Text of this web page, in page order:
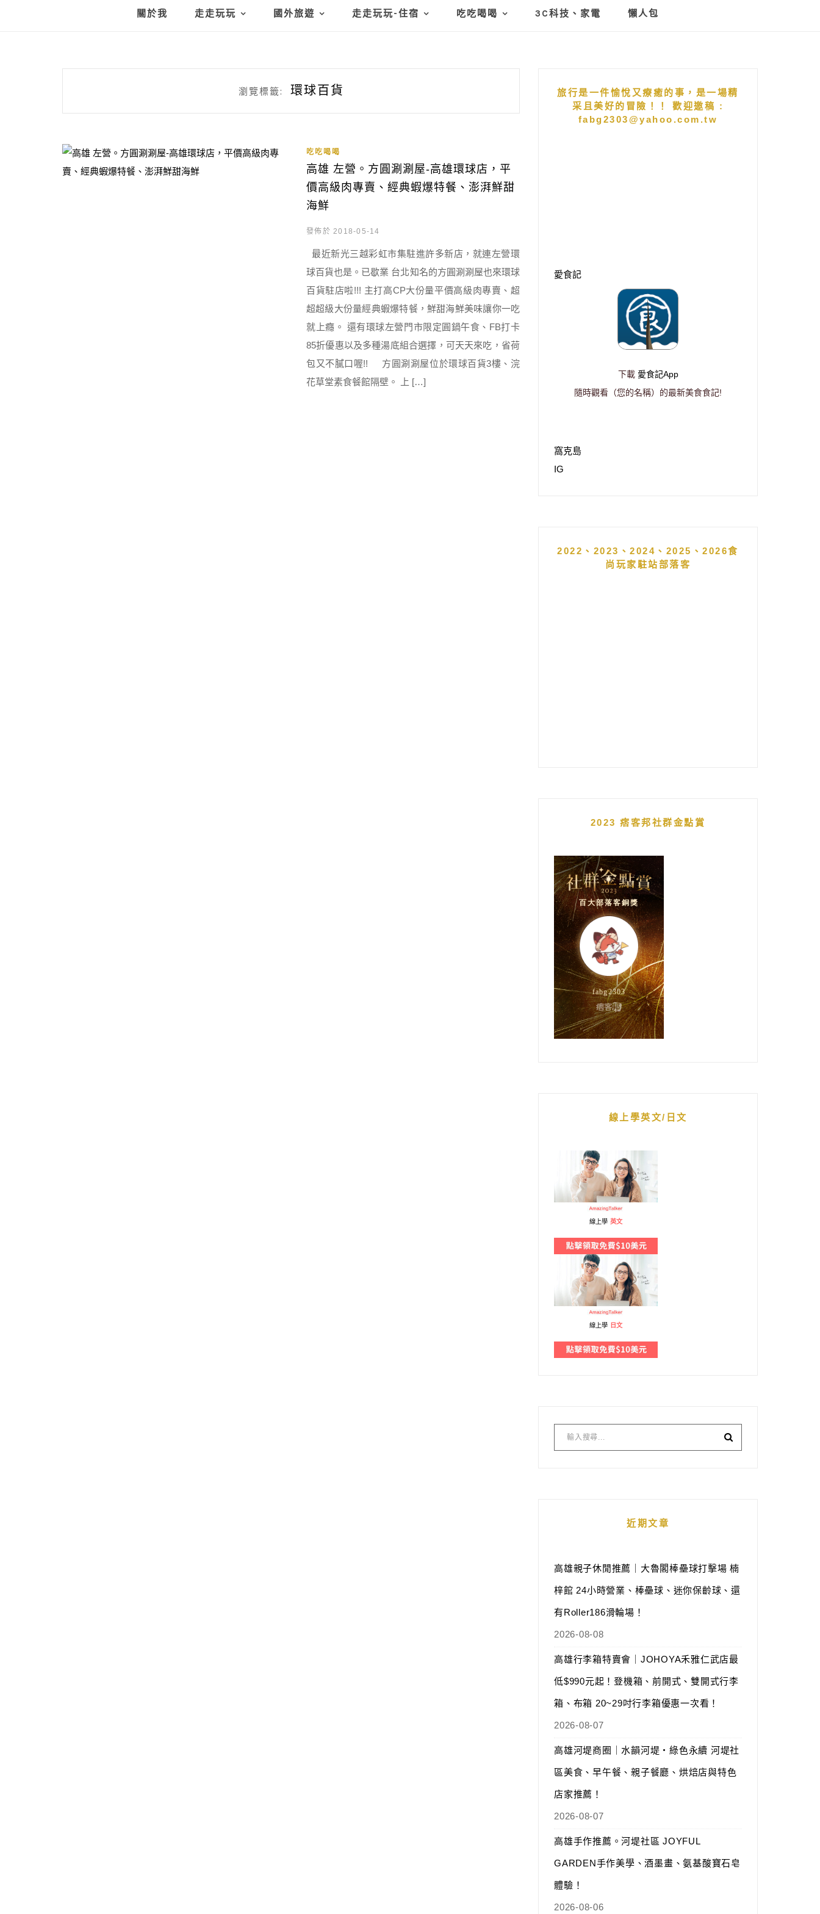
關於我 走走玩玩 國外旅遊 走走玩玩-住宿 吃吃喝喝 3C科技、家電 懶人包
瀏覽標籤: 環球百貨
吃吃喝喝
高雄 左營。方圓涮涮屋-高雄環球店，平
價高級肉專賣、經典蝦爆特餐、澎湃鮮甜
海鮮
發佈於 2018-05-14
最近新光三越彩虹市集駐進許多新店，就連左營環
球百貨也是。已歇業 台北知名的方圓涮涮屋也來環球
百貨駐店啦!!! 主打高CP大份量平價高級肉專賣、超
超超級大份量經典蝦爆特餐，鮮甜海鮮美味讓你一吃
就上癮。 還有環球左營門市限定圓鍋午食、FB打卡
85折優惠以及多種湯底組合選擇，可天天來吃，省荷
包又不膩口喔!! 方圓涮涮屋位於環球百貨3樓、浣
花草堂素食餐館隔壁。 上 […]
旅行是一件愉悅又療癒的事，是一場精
采且美好的冒險！！ 歡迎邀稿 :
fabg2303@yahoo.com.tw
愛食記
下載 愛食記App
隨時觀看（您的名稱）的最新美食食記!
窩克島
IG
2022、2023、2024、2025、2026食
尚玩家駐站部落客
2023 痞客邦社群金點賞
線上學英文/日文
線上學 英文
線上學 日文
近期文章
高雄親子休閒推薦｜大魯閣棒壘球打擊場 楠
梓館 24小時營業、棒壘球、迷你保齡球、還
有Roller186滑輪場！
2026-08-08
高雄行李箱特賣會｜JOHOYA禾雅仁武店最
低$990元起！登機箱、前開式、雙開式行李
箱、布箱 20~29吋行李箱優惠一次看！
2026-08-07
高雄河堤商圈｜水韻河堤‧綠色永續 河堤社
區美食、早午餐、親子餐廳、烘焙店與特色
店家推薦！
2026-08-07
高雄手作推薦。河堤社區 JOYFUL
GARDEN手作美學、酒墨畫、氨基酸寶石皂
體驗！
2026-08-06